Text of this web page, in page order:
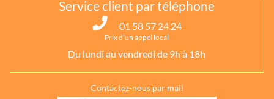
Service client par téléphone
01 58 57 24 24
Prix d’un appel local
Du lundi au vendredi de 9h à 18h
Contactez-nous par mail